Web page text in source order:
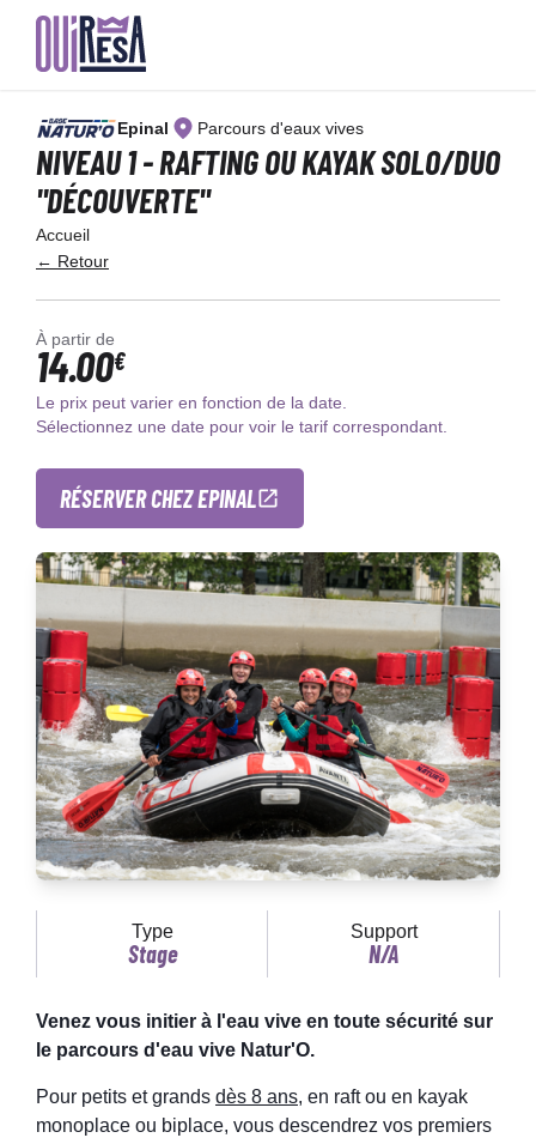
contenu
principal
Epinal Parcours d'eaux vives
NIVEAU 1 - RAFTING OU KAYAK SOLO/DUO
"DÉCOUVERTE"
Accueil
← Retour
Type
Stage
Support
N/A
Venez vous initier à l'eau vive en toute sécurité sur
le parcours d'eau vive Natur'O.
Pour petits et grands dès 8 ans, en raft ou en kayak
monoplace ou biplace, vous descendrez vos premiers
À partir de
14.00€
Le prix peut varier en fonction de la date.
Sélectionnez une date pour voir le tarif correspondant.
RÉSERVER CHEZ EPINAL